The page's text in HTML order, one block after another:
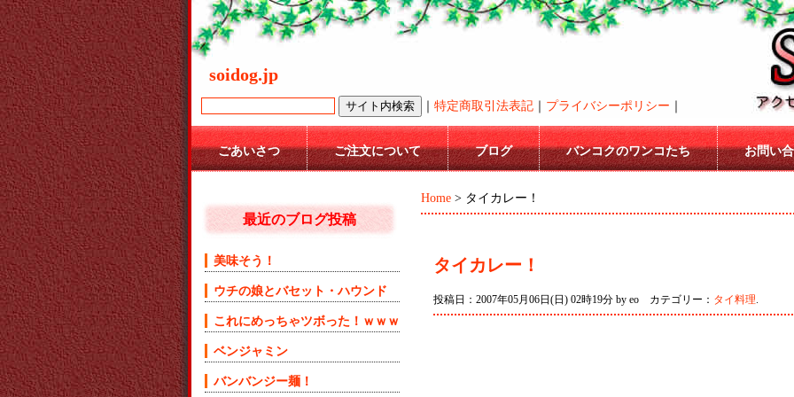
soidog.jp
｜ 特定商取引法表記 ｜ プライバシーポリシー ｜
ごあいさつ ご注文について ブログ バンコクのワンコたち お問い
Home > タイカレー！
タイカレー！
投稿日：2007年05月06日(日) 02時19分 by eo カテゴリー： タイ料理.
最近のブログ投稿
美味そう！
ウチの娘とバセット・ハウンド
これにめっちゃツボった！ｗｗｗ
ベンジャミン
バンバンジー麺！